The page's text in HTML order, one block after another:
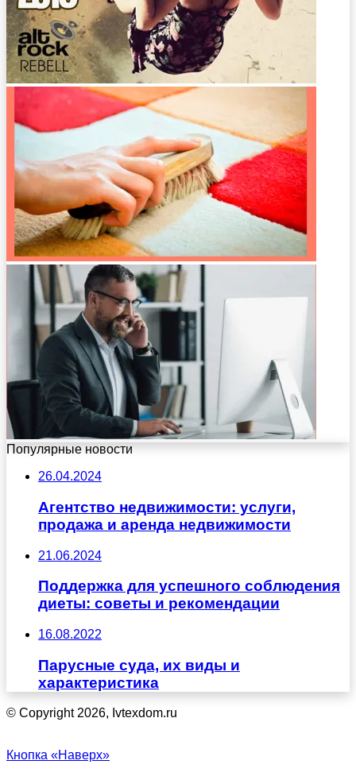
Популярные новости
26.04.2024
Агентство недвижимости: услуги,
продажа и аренда недвижимости
21.06.2024
Поддержка для успешного соблюдения
диеты: советы и рекомендации
16.08.2022
Парусные суда, их виды и
характеристика
© Copyright 2026, Ivtexdom.ru
Кнопка «Наверх»